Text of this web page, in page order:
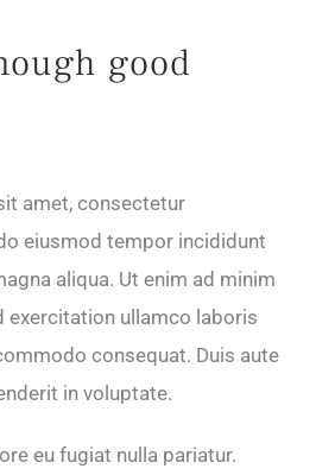
good
amet, consectetur
eiusmod tempor incididunt
aliqua. Ut enim ad minim
exercitation ullamco laboris
consequat. Duis aute
in voluptate.
eu fugiat nulla pariatur.